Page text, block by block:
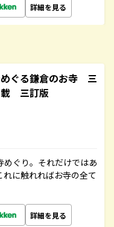
詳細を見る
ぐる鎌倉のお寺 三
載 三訂版
ぐり。それだけではあ
に触れればお寺の全て
詳細を見る